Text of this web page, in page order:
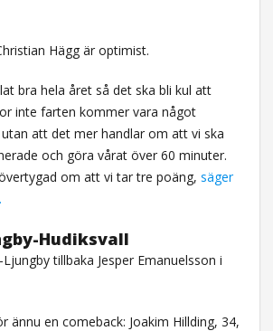
Hägg är optimist.
bra hela året så det ska bli kul att
inte farten kommer vara något
att det mer handlar om att vi ska
och göra vårat över 60 minuter.
om att vi tar tre poäng, säger
Hudiksvall
tillbaka Jesper Emanuelsson i
ännu en comeback: Joakim Hillding, 34,